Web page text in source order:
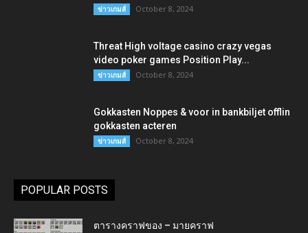
ข่าวเกมส์ October 8, 2024
Threat High voltage casino crazy vegas
video poker games Position Play...
ข่าวเกมส์ October 8, 2024
Gokkasten Noppes & voor in bankbiljet offlin
gokkasten acteren
ข่าวเกมส์ October 8, 2024
POPULAR POSTS
ตารางคราฟของ – มายคราฟ